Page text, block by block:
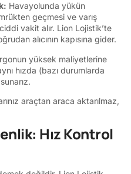
Havayolunda yükün
geçmesi ve varış
vakit alır. Lion Lojistik’te
alıcının kapısına gider.
yüksek maliyetlerine
hızda (bazı durumlarda
araçtan araca aktarılmaz,
Hız Kontrol